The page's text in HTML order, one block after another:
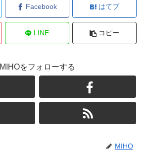
Facebook はてブ
LINE コピー
MIHOをフォローする
MIHO